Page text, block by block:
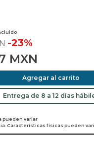
-23%
MXN
Agregar al carrito
Entrega de 8 a 12 días
pueden variar
Características físicas pueden